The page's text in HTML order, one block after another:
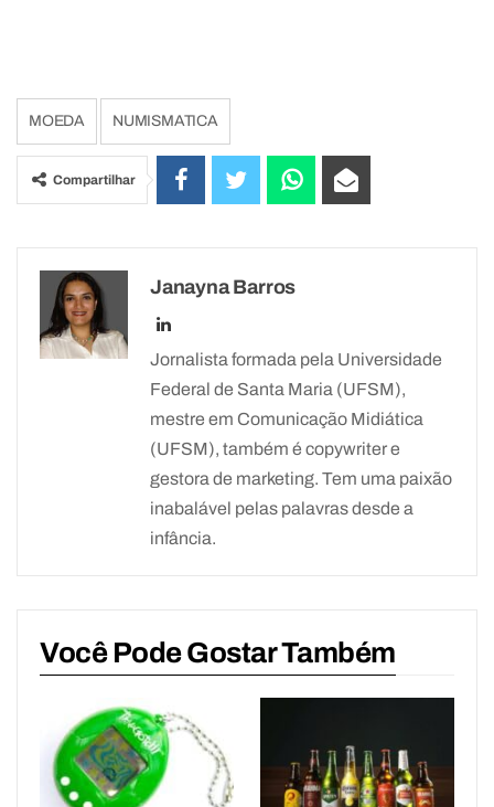
MOEDA NUMISMATICA
Compartilhar
Janayna Barros
Jornalista formada pela Universidade
Federal de Santa Maria (UFSM),
mestre em Comunicação Midiática
(UFSM), também é copywriter e
gestora de marketing. Tem uma paixão
inabalável pelas palavras desde a
infância.
Você Pode Gostar Também